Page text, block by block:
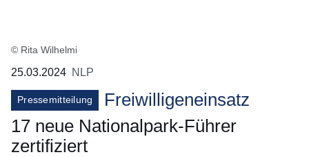
© Rita Wilhelmi
25.03.2024 NLP
Pressemitteilung
Freiwilligeneinsatz
17 neue Nationalpark-Führer
zertifiziert